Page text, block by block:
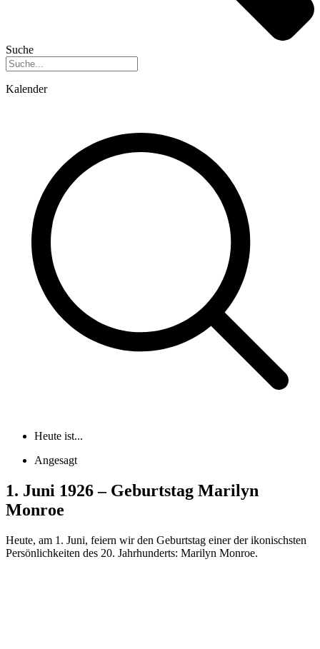
Suche
Kalender
Heute ist...
Angesagt
1. Juni 1926 – Geburtstag Marilyn
Monroe
Heute, am 1. Juni, feiern wir den Geburtstag einer der ikonischsten
Persönlichkeiten des 20. Jahrhunderts: Marilyn Monroe.